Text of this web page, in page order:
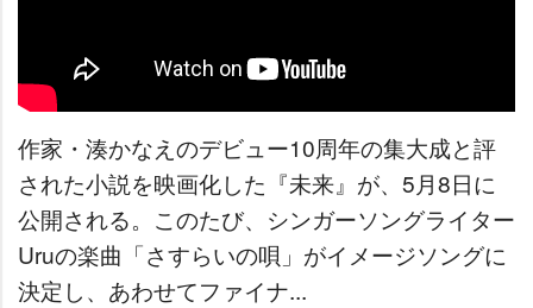
作家・湊かなえのデビュー10周年の集大成と評
された小説を映画化した『未来』が、5月8日に
公開される。このたび、シンガーソングライター
Uruの楽曲「さすらいの唄」がイメージソングに
決定し、あわせてファイナ...